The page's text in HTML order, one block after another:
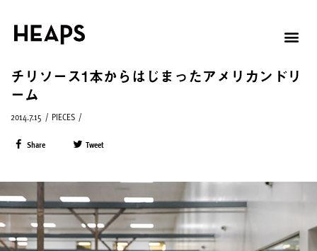
チリソース1本からはじまったアメリカンドリ
ーム
2014.7.15 / PIECES /
Share Tweet